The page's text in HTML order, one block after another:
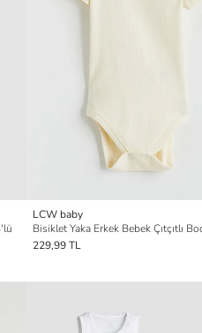
LCW baby
Bisiklet Yaka Erkek Bebek Çıtçıtlı
229,99 TL